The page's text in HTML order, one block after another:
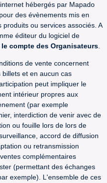
hébergés par Mapado
des évènements mis en
ou services associés. A
éditeur du logiciel de
compte des Organisateurs
de vente concernent
et en aucun cas
peut impliquer le
intérieur propres aux
(par exemple
interdiction de venir avec de
ou fouille lors de lors de
accord de diffusion
ou retransmission
complémentaires
(permettant des échanges
exemple). L'ensemble de ces